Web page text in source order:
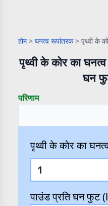
होम > घनत्व रूपांतरक > पृथ्वी के
पृथ्वी के कोर का
घन
परिणाम
पृथ्वी के कोर का
पाउंड प्रति घन फुट